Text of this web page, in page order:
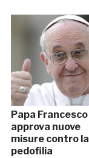
Papa Francesco
approva nuove
misure contro la
pedofilia